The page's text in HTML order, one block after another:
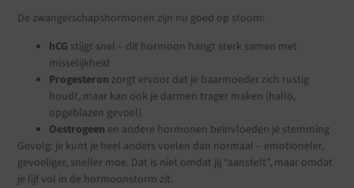
De zwangerschapshormonen zijn nu goed op stoom:
hCG stijgt snel – dit hormoon hangt sterk samen met
misselijkheid
Progesteron zorgt ervoor dat je baarmoeder zich rustig
houdt, maar kan ook je darmen trager maken (hallo,
opgeblazen gevoel)
Oestrogeen en andere hormonen beïnvloeden je stemming
Gevolg: je kunt je heel anders voelen dan normaal – emotioneler,
gevoeliger, sneller moe. Dat is niet omdat jij “aanstelt”, maar omdat
je lijf vol in de hormoonstorm zit.